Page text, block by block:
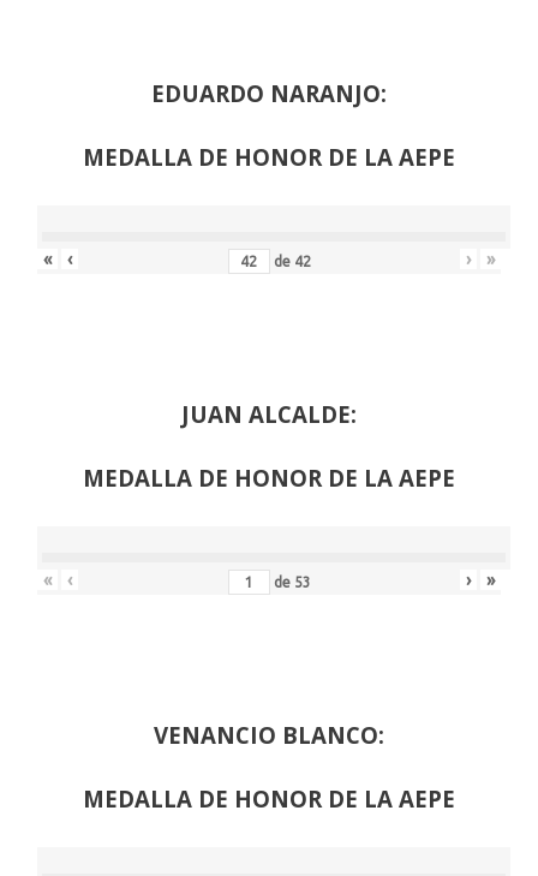
EDUARDO NARANJO:
MEDALLA DE HONOR DE LA AEPE
« ‹ de 42 › »
JUAN ALCALDE:
MEDALLA DE HONOR DE LA AEPE
« ‹ de 53 › »
VENANCIO BLANCO:
MEDALLA DE HONOR DE LA AEPE